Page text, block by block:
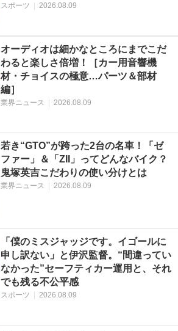
スポーツ | 2026.08.09
オーディオは細かなところにまでこだ
わると楽しさ倍増！［カー用音響機
材・チョイスの極意…パーツ＆部材
編］
業界ニュース | 2026.08.09
若き“GTO”が跨った2台の名車！「ゼ
ファー」＆「ZII」ってどんなバイク？
鬼塚英吉こだわりの使い分けとは
業界ニュース | 2026.08.09
「僕のミスジャッジです。イゴールに
申し訳ない」と伊沢監督。“間違ってい
なかった”セーフティカー運用と、それ
でも残る不公平感
スポーツ 2026.08.09